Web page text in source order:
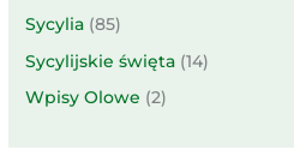
Sycylia (85)
Sycylijskie święta (14)
Wpisy Olowe (2)